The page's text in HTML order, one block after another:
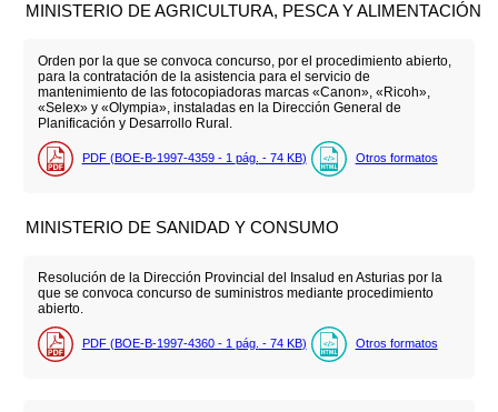
MINISTERIO DE AGRICULTURA, PESCA Y ALIMENTACIÓN
Orden por la que se convoca concurso, por el procedimiento abierto,
para la contratación de la asistencia para el servicio de
mantenimiento de las fotocopiadoras marcas «Canon», «Ricoh»,
«Selex» y «Olympia», instaladas en la Dirección General de
Planificación y Desarrollo Rural.
PDF (BOE-B-1997-4359 - 1 pág. - 74 KB) Otros formatos
MINISTERIO DE SANIDAD Y CONSUMO
Resolución de la Dirección Provincial del Insalud en Asturias por la
que se convoca concurso de suministros mediante procedimiento
abierto.
PDF (BOE-B-1997-4360 - 1 pág. - 74 KB) Otros formatos